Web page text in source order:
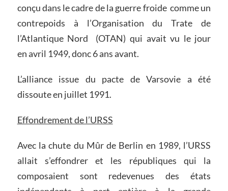
conçu dans le cadre de la guerre froide comme un
contrepoids à l’Organisation du Trate de
l’Atlantique Nord (OTAN) qui avait vu le jour
en avril 1949, donc 6 ans avant.
L’alliance issue du pacte de Varsovie a été
dissoute en juillet 1991.
Effondrement de l’URSS
Avec la chute du Mûr de Berlin en 1989, l’URSS
allait s’effondrer et les républiques qui la
composaient sont redevenues des états